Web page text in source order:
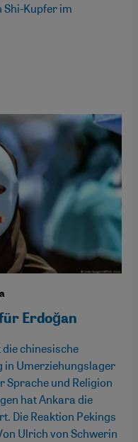
Shi-Kupfer im
Erdoğan
chinesische
in Umerziehungslager
Sprache und Religion
hat Ankara die
Die Reaktion Pekings
Ulrich von Schwerin